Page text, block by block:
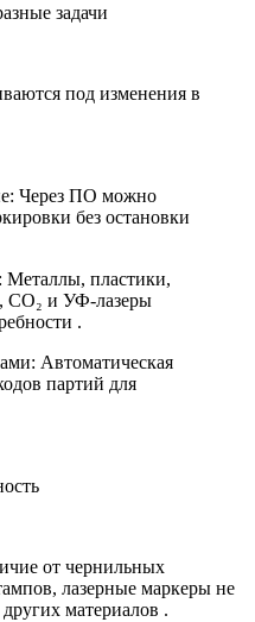
задачи
под изменения в
Через ПО можно
без остановки
Металлы, пластики,
CO₂ и УФ-лазеры
.
Автоматическая
партий для
от чернильных
лазерные маркеры не
материалов .